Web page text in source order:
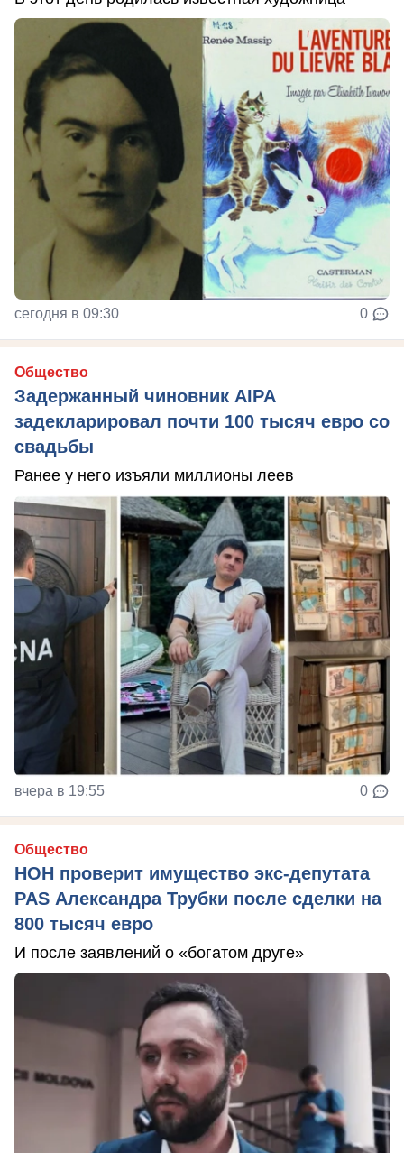
сегодня в 09:30 0
Общество
Задержанный чиновник AIPA
задекларировал почти 100 тысяч евро со
свадьбы
Ранее у него изъяли миллионы леев
вчера в 19:55 0
Общество
НОН проверит имущество экс-депутата
PAS Александра Трубки после сделки на
800 тысяч евро
И после заявлений о «богатом друге»